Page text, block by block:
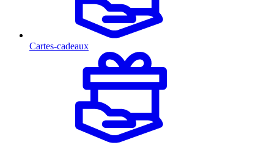
Cartes-cadeaux